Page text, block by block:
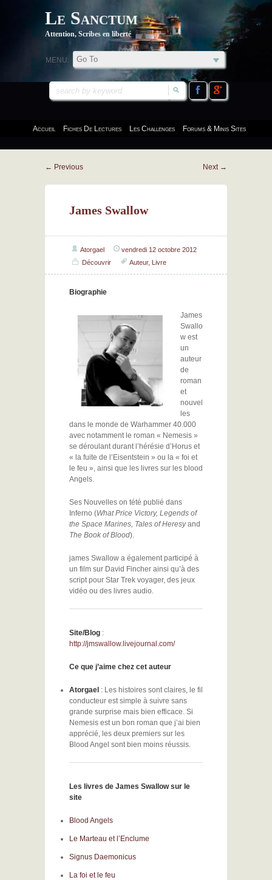
Le Sanctum
Attention, Scribes en liberté
MENU:
Accueil Fiches De Lectures Les Challenges Forums & Minis Sites
← Previous Next →
James Swallow
Atorgael
vendredi 12 octobre 2012
Découvrir
Auteur, Livre
Biographie
James
Swallo
w est
un
auteur
de
roman
et
nouvel
les
dans le monde de Warhammer 40.000
avec notamment le roman « Nemesis »
se déroulant durant l’hérésie d’Horus et
« la fuite de l’Eisentstein » ou la « foi et
le feu », ainsi que les livres sur les blood
Angels.
Ses Nouvelles on tété publié dans
Inferno (What Price Victory, Legends of
the Space Marines, Tales of Heresyand
The Book of Blood).
james Swallow a également participé à
un film sur David Fincher ainsi qu’à des
script pour Star Trek voyager, des jeux
vidéo ou des livres audio.
Site/Blog :
http://jmswallow.livejournal.com/
Ce que j’aime chez cet auteur
Atorgael : Les histoires sont claires, le fil
conducteur est simple à suivre sans
grande surprise mais bien efficace. Si
Nemesis est un bon roman que j’ai bien
apprécié, les deux premiers sur les
Blood Angel sont bien moins réussis.
Les livres de James Swallow sur le
site
Blood Angels
Le Marteau et l’Enclume
Signus Daemonicus
La foi et le feu